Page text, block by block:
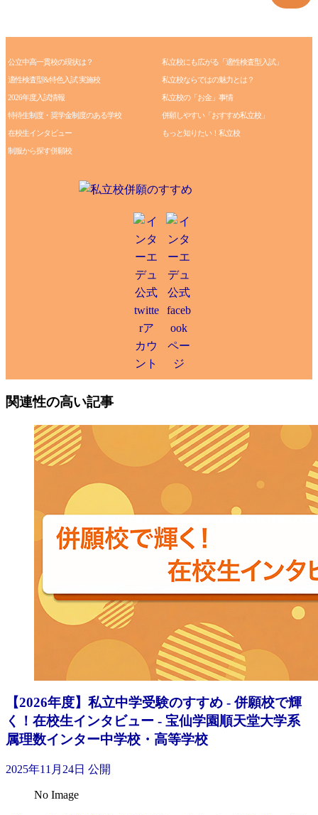
公立中高一貫校の現状は？ 私立校にも広がる「適性検査型入試」
適性検査型&特色入試 実施校 私立校ならではの魅力とは？
2026年度入試情報 私立校の「お金」事情
特待生制度・奨学金制度のある学校 併願しやすい「おすすめ私立校」
在校生インタビュー もっと知りたい！私立校
制服から探す併願校
関連性の高い記事
【2026年度】私立中学受験のすすめ - 併願校で輝
く！在校生インタビュー - 宝仙学園順天堂大学系
属理数インター中学校・高等学校
2025年11月24日 公開
No Image